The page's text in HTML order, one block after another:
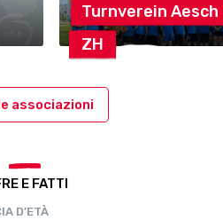
Turnverein Aesch
ZH
associazioni
E FATTI
D’ETÀ